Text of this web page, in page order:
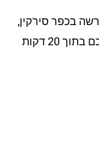
סירקין,
אל תהססו לפנות אלינו. אנו נגיע אליכם בתוך 20 דקות